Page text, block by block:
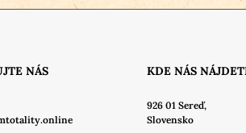
NÁS KDE NÁS
926 01 Sereď,
Slovensko